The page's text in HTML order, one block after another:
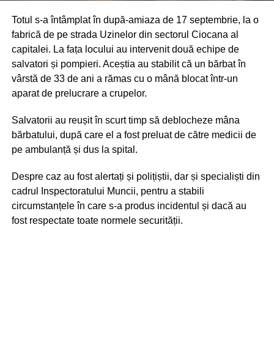
Totul s-a întâmplat în după-amiaza de 17 septembrie, la o
fabrică de pe strada Uzinelor din sectorul Ciocana al
capitalei. La fața locului au intervenit două echipe de
salvatori și pompieri. Aceștia au stabilit că un bărbat în
vârstă de 33 de ani a rămas cu o mână blocat într-un
aparat de prelucrare a crupelor.
Salvatorii au reușit în scurt timp să deblocheze mâna
bărbatului, după care el a fost preluat de către medicii de
pe ambulanță și dus la spital.
Despre caz au fost alertați și polițiștii, dar și specialiști din
cadrul Inspectoratului Muncii, pentru a stabili
circumstanțele în care s-a produs incidentul și dacă au
fost respectate toate normele securității.